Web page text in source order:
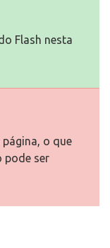
Flash nesta
o que
pode ser